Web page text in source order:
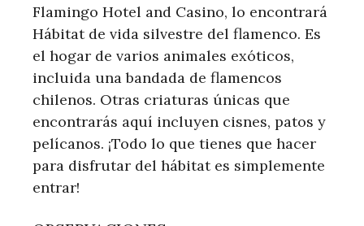
Flamingo Hotel and Casino, lo encontrará
Hábitat de vida silvestre del flamenco. Es
el hogar de varios animales exóticos,
incluida una bandada de flamencos
chilenos. Otras criaturas únicas que
encontrarás aquí incluyen cisnes, patos y
pelícanos. ¡Todo lo que tienes que hacer
para disfrutar del hábitat es simplemente
entrar!